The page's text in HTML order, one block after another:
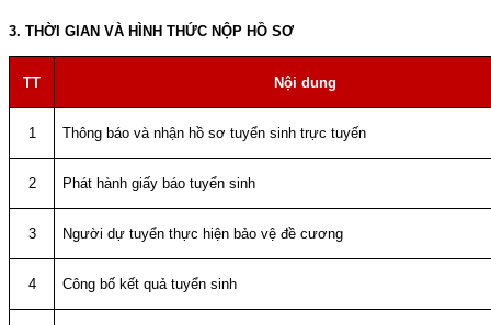
3. THỜI GIAN VÀ HÌNH THỨC NỘP HỒ SƠ
TT Nội dung
1 Thông báo và nhận hồ sơ tuyển sinh trực tuyến
2 Phát hành giấy báo tuyển sinh
3 Người dự tuyển thực hiện bảo vệ đề cương
4 Công bố kết quả tuyển sinh